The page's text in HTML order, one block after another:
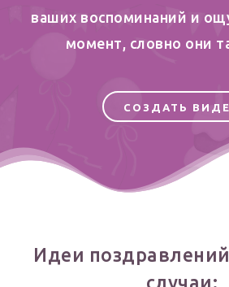
ваших воспоминаний и
момент, словно они
СОЗДАТЬ
Идеи
случаи: